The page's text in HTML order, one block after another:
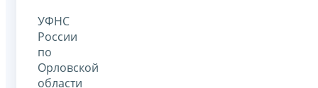
УФНС
России
по
Орловской
области